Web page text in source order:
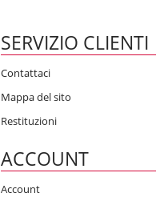
SERVIZIO CLIENTI
Contattaci
Mappa del sito
Restituzioni
ACCOUNT
Account